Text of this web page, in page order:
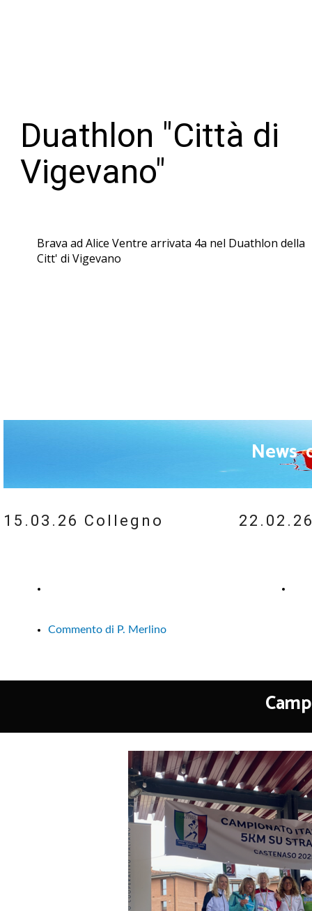
Duathlon "Città di
Vigevano"
Brava ad Alice Ventre arrivata 4a nel Duathlon della
Citt' di Vigevano
News
15.03.26 Collegno
Commento di P. Merlino